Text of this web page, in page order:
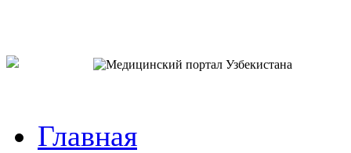
Главная